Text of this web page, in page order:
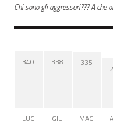
Chi sono gli aggressori??? A che
340
LUG
338
GIU
335
MAG